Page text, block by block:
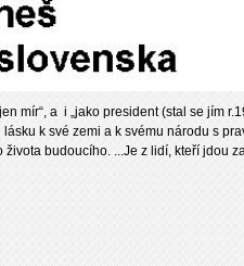
mír“, a i „jako president (stal se jím
k své zemi a k svému národu s
budoucího. ...Je z lidí, kteří jdou